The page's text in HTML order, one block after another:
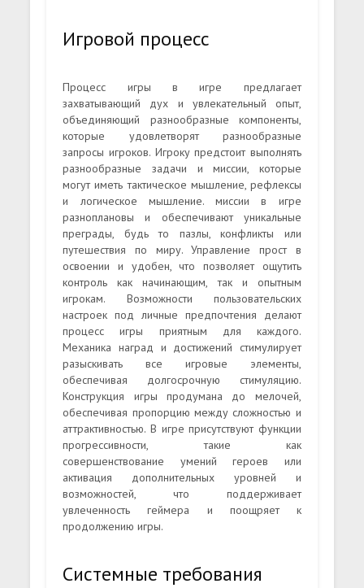
Игровой процесс
Процесс игры в игре предлагает
захватывающий дух и увлекательный опыт,
объединяющий разнообразные компоненты,
которые удовлетворят разнообразные
запросы игроков. Игроку предстоит выполнять
разнообразные задачи и миссии, которые
могут иметь тактическое мышление, рефлексы
и логическое мышление. миссии в игре
разноплановы и обеспечивают уникальные
преграды, будь то пазлы, конфликты или
путешествия по миру. Управление прост в
освоении и удобен, что позволяет ощутить
контроль как начинающим, так и опытным
игрокам. Возможности пользовательских
настроек под личные предпочтения делают
процесс игры приятным для каждого.
Механика наград и достижений стимулирует
разыскивать все игровые элементы,
обеспечивая долгосрочную стимуляцию.
Конструкция игры продумана до мелочей,
обеспечивая пропорцию между сложностью и
аттрактивностью. В игре присутствуют функции
прогрессивности, такие как
совершенствование умений героев или
активация дополнительных уровней и
возможностей, что поддерживает
увлеченность геймера и поощряет к
продолжению игры.
Системные требования